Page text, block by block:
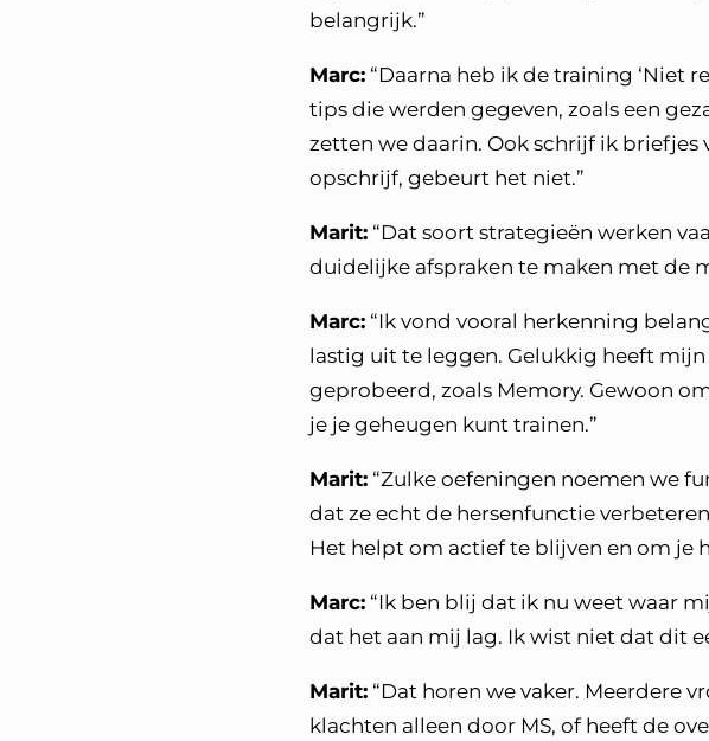
belangrijk.”
Marc: “Daarna heb ik de training ‘Niet
tips die werden gegeven, zoals een
zetten we daarin. Ook schrijf ik
opschrijf, gebeurt het niet.”
Marit: “Dat soort strategieën werken
duidelijke afspraken te maken met de
Marc: “Ik vond vooral herkenning
lastig uit te leggen. Gelukkig heeft
geprobeerd, zoals Memory. Gewoon
je je geheugen kunt trainen.”
Marit: “Zulke oefeningen noemen we
dat ze echt de hersenfunctie
Het helpt om actief te blijven en om je
Marc: “Ik ben blij dat ik nu weet waar
dat het aan mij lag. Ik wist niet dat dit
Marit: “Dat horen we vaker. Meerdere
klachten alleen door MS, of heeft de